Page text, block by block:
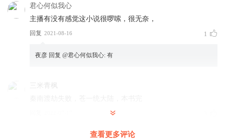
君心何似我心
主播有没有感觉这小说很啰嗦，很无奈，
回复 2021-08-16 1
夜彦 回复 @君心何似我心: 有
三米青枫
查看更多评论